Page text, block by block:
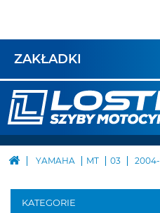
ZAKŁADKI
YAMAHA MT 03
KATEGORIE